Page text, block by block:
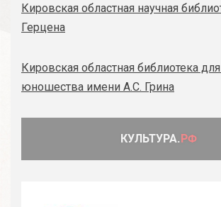
Кировская областная научная
Герцена
Кировская областная библиотека
юношества имени А.С. Грина